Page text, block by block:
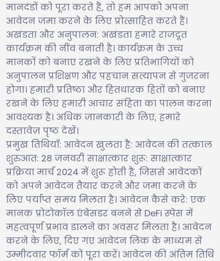
मानदंडों को पूरा करते हैं, तो हम आपको अपना
आवेदन जमा करने के लिए प्रोत्साहित करते हैं।
अखंडता और अनुपालन: अखंडता हमारे राजदूत
कार्यक्रम की नींव बनाती है। कार्यक्रम के उच्च
मानकों को बनाए रखने के लिए प्रतिभागियों को
अनुपालन प्रशिक्षण और पहचान सत्यापन से गुजरना
होगा। हमारी प्रतिष्ठा और हितधारक हितों को बनाए
रखने के लिए हमारी आचार संहिता का पालन करना
आवश्यक है। अधिक जानकारी के लिए, हमारे
दस्तावेज़ पृष्ठ देखें।
प्रमुख तिथियाँ: आवेदन खुलता है: आवेदन की तत्काल
शुरुआत: 28 जनवरी साक्षात्कार शुरू: साक्षात्कार
प्रक्रिया मार्च 2024 में शुरू होती है, जिससे आवेदकों
को अपने आवेदन तैयार करने और जमा करने के
लिए पर्याप्त समय मिलता है। आवेदन कैसे करे: एक
मानक प्रोटोकॉल एंबेसडर बनने से DeFi स्पेस में
महत्वपूर्ण प्रभाव डालने का अवसर मिलता है। आवेदन
करने के लिए, दिए गए आवेदन लिंक के माध्यम से
उम्मीदवार फॉर्म को पूरा करें। आवेदन की अंतिम तिथि